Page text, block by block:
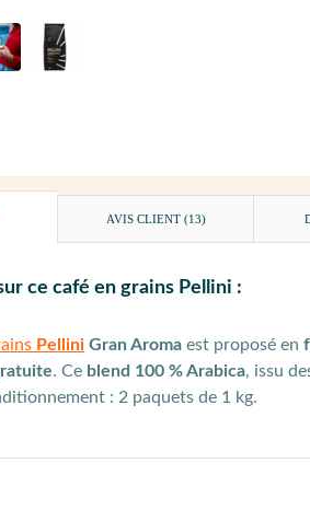
AVIS CLIENT (13)
ce café en grains Pellini :
Pellini Gran Aroma est proposé en
. Ce blend 100 % Arabica, issu
: 2 paquets de 1 kg.